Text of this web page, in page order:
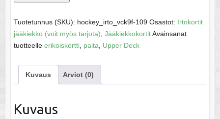
Edouard
-
NHL
15
määrä
Tuotetunnus (SKU): hockey_irto_vck9f-109 Osastot: Irtokortit
jääkiekko (voit myös tarjota) JääkiekkokortitAvainsanat
tuotteelle erikoiskortti, paita Upper Deck
Kuvaus Arviot (0)
Kuvaus